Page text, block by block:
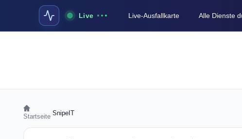
Live Live-Ausfallkarte Alle Dienste
Startseite SnipeIT